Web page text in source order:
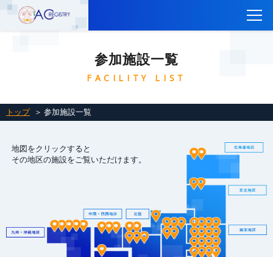
CTEPH AC Registryについて
レジストリ登録はこちら
参加施設一覧
FACILITY LIST
トップ ＞ 参加施設一覧
地図をクリックすると
その地区の施設をご覧いただけます。